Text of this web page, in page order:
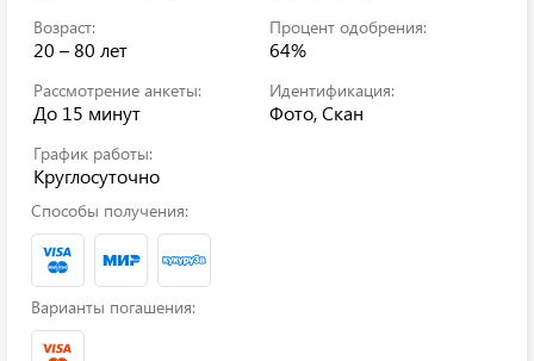
Возраст:
20 – 80 лет
Процент одобрения:
64%
Рассмотрение анкеты:
До 15 минут
Идентификация:
Фото, Скан
График работы:
Круглосуточно
Способы получения:
Варианты погашения: